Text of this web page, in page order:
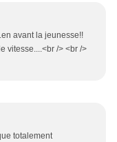
avant la jeunesse!!
vitesse....<br /> <br />
totalement